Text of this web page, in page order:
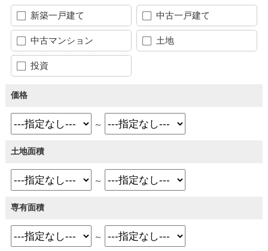
新築一戸建て 中古一戸建て
中古マンション 土地
投資
価格
～
土地面積
～
専有面積
～